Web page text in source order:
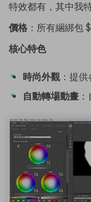
特效都有，其中我
價格 ：所有綑綁包
核心特色
時尚外觀 ：提供
自動轉場動畫